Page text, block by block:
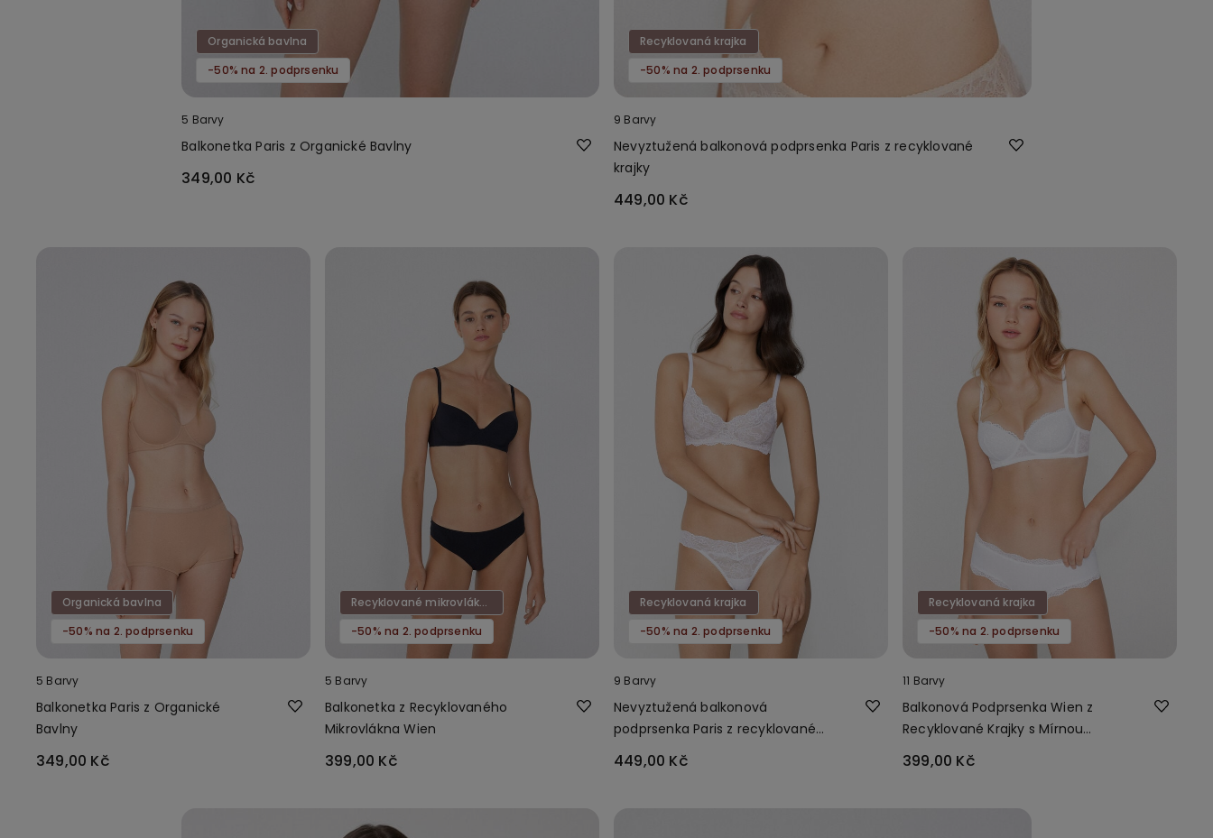
Organická bavlna
-50% na 2. podprsenku
5 Barvy
Balkonetka Paris z Organické Bavlny
349,00 Kč
Recyklovaná krajka
-50% na 2. podprsenku
9 Barvy
Nevyztužená balkonová podprsenka Paris z recyklované
krajky
449,00 Kč
Organická bavlna
-50% na 2. podprsenku
5 Barvy
Balkonetka Paris z Organické
Bavlny
349,00 Kč
Recyklované mikrovlákno
-50% na 2. podprsenku
5 Barvy
Balkonetka z Recyklovaného
Mikrovlákna Wien
399,00 Kč
Recyklovaná krajka
-50% na 2. podprsenku
9 Barvy
Nevyztužená balkonová
podprsenka Paris z recyklované
449,00 Kč
Recyklovaná krajka
-50% na 2. podprsenku
11 Barvy
Balkonová Podprsenka Wien z
Recyklované Krajky s Mírnou
399,00 Kč